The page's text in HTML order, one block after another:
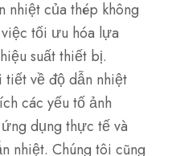
nhiệt của thép không
tối ưu hóa lựa
suất thiết bị.
tiết về độ dẫn nhiệt
các yếu tố ảnh
dụng thực tế và
nhiệt. Chúng tôi cũng